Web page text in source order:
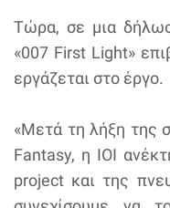
Τώρα, σε μια
«007 First Light»
εργάζεται στο έργο.
«Μετά τη λήξη της
Fantasy, η IOI
project και της